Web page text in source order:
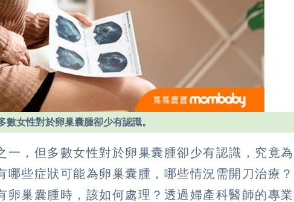
女性對於卵巢囊腫卻少有認識。
一，但多數女性對於卵巢囊腫卻少有認識，究竟為
哪些症狀可能為卵巢囊腫，哪些情況需開刀治療？
卵巢囊腫時，該如何處理？透過婦產科醫師的專業